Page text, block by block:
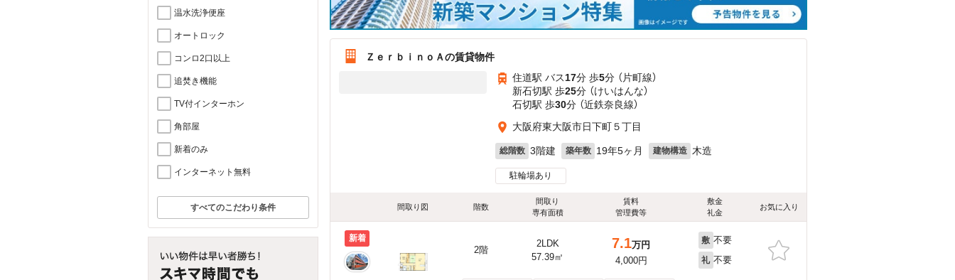
温水洗浄便座
オートロック
コンロ2口以上
追焚き機能
TV付インターホン
角部屋
新着のみ
インターネット無料
すべてのこだわり条件
ＺｅｒｂｉｎｏＡの賃貸物件
住道駅 バス17分 歩5分 （片町線）
新石切駅 歩25分 （けいはんな）
石切駅 歩30分 （近鉄奈良線）
大阪府東大阪市日下町５丁目
総階数 3階建 築年数 19年5ヶ月 建物構造 木造
駐輪場あり
間取り図 階数
間取り
専有面積
賃料
管理費等
敷金
礼金
お気に入り
新着
2階
2LDK
57.39㎡
7.1万円
4,000円
敷 不要
礼 不要